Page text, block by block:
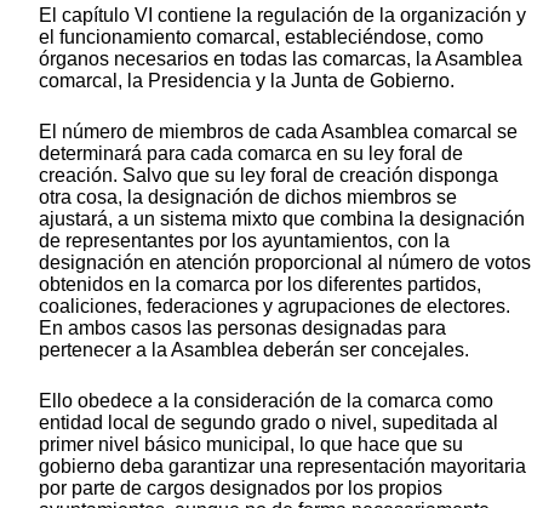
El capítulo VI contiene la regulación de la organización y
el funcionamiento comarcal, estableciéndose, como
órganos necesarios en todas las comarcas, la Asamblea
comarcal, la Presidencia y la Junta de Gobierno.
El número de miembros de cada Asamblea comarcal se
determinará para cada comarca en su ley foral de
creación. Salvo que su ley foral de creación disponga
otra cosa, la designación de dichos miembros se
ajustará, a un sistema mixto que combina la designación
de representantes por los ayuntamientos, con la
designación en atención proporcional al número de votos
obtenidos en la comarca por los diferentes partidos,
coaliciones, federaciones y agrupaciones de electores.
En ambos casos las personas designadas para
pertenecer a la Asamblea deberán ser concejales.
Ello obedece a la consideración de la comarca como
entidad local de segundo grado o nivel, supeditada al
primer nivel básico municipal, lo que hace que su
gobierno deba garantizar una representación mayoritaria
por parte de cargos designados por los propios